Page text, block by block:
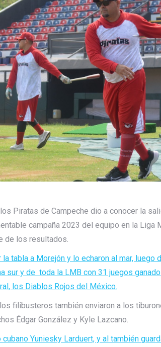
Piratas de Campeche dio a conocer la
campaña 2023 del equipo en la Liga
de los resultados.
tabla a Morejón y lo echaron al mar, luego
sur y de toda la LMB con 31 juegos
los Diablos Rojos del México.
filibusteros también enviaron a los
Édgar González y Kyle Lazcano.
Yuniesky Larduert, y al también